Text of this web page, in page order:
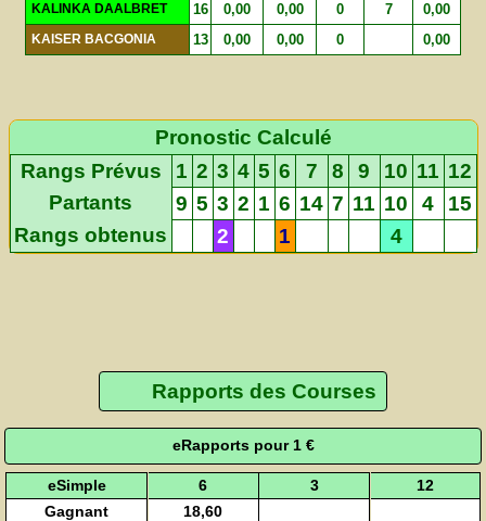
KALINKA DAALBRET 16 0,00 0,00 0 7 0,00
KAISER BACGONIA 13 0,00 0,00 0 0,00
Pronostic Calculé
Rangs Prévus
1 2 3 4 5 6 7 8 9 10 11 12
Partants
9 5 3 2 1 6 14 7 11 10 4
15
Rangs obtenus
2 1 4
Rapports des Courses
eRapports pour 1 €
eSimple 6 3
12
Gagnant
18,60